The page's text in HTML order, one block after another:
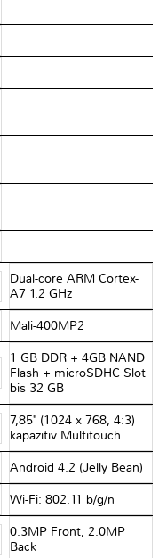
Dual-core ARM Cortex-
A7 1.2 GHz
Mali-400MP2
1 GB DDR + 4GB NAND
Flash + microSDHC Slot
bis 32 GB
7,85" (1024 x 768, 4:3)
kapazitiv Multitouch
Android 4.2 (Jelly Bean)
Wi-Fi: 802.11 b/g/n
0.3MP Front, 2.0MP
Back